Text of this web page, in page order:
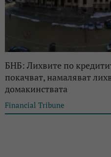
БНБ: Лихвите по
покачват, намаляват
домакинствата
Financial Tribune